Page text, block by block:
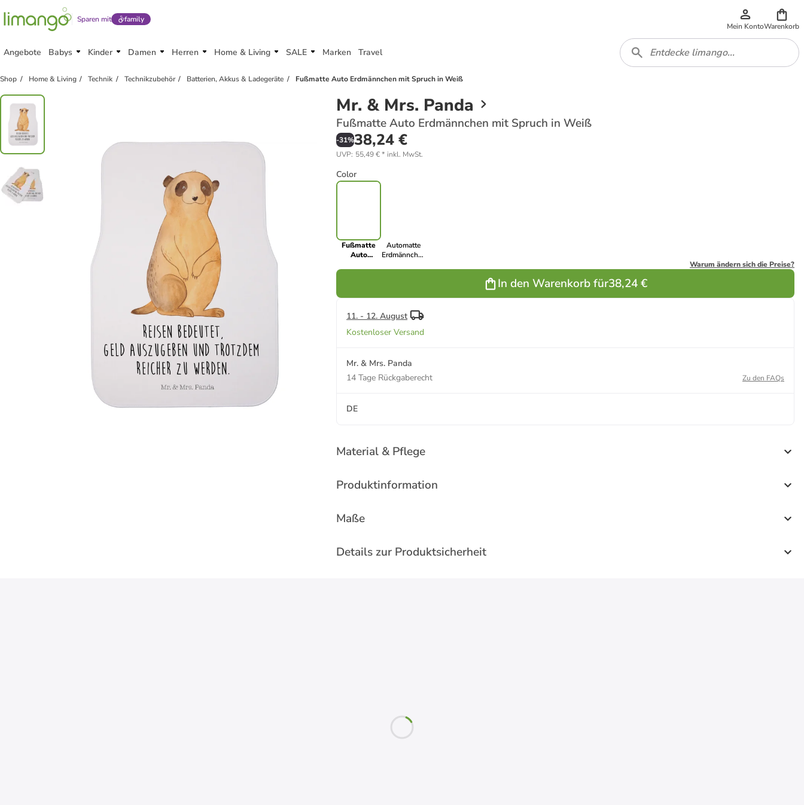
Sparen mit family
Mein KontoWarenkorb
Angebote Babys Kinder Damen Herren Home & Living SALE Marken Travel
Shop Home & Living Technik Technikzubehör Batterien, Akkus & Ladegeräte Fußmatte Auto Erdmännchen mit Spruch in Weiß
Mr. & Mrs. Panda
Fußmatte Auto Erdmännchen mit Spruch in Weiß
-31%38,24 €
UVP: 55,49 €* inkl. MwSt.
Color
Fußmatte
Auto
mit Spruch in
Automatte
Erdmännchen
Warum ändern sich die Preise?
In den Warenkorb für38,24 €
11. - 12. August
Kostenloser Versand
Mr. & Mrs. Panda
14 Tage Rückgaberecht
Zu den FAQs
DE
Material & Pflege
Produktinformation
Maße
Details zur Produktsicherheit